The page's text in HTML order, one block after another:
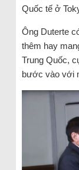
Quốc tế ở
Ông Duterte
thêm hay
Trung Quốc,
bước vào với